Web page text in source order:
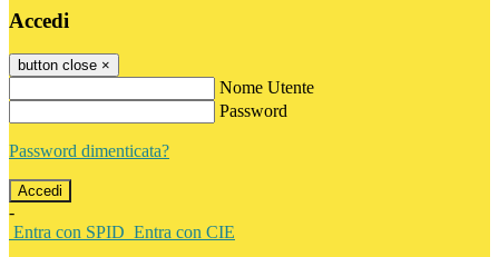
Accedi
button close ×
Nome Utente
Password
Password dimenticata?
-
Entra con SPID Entra con CIE